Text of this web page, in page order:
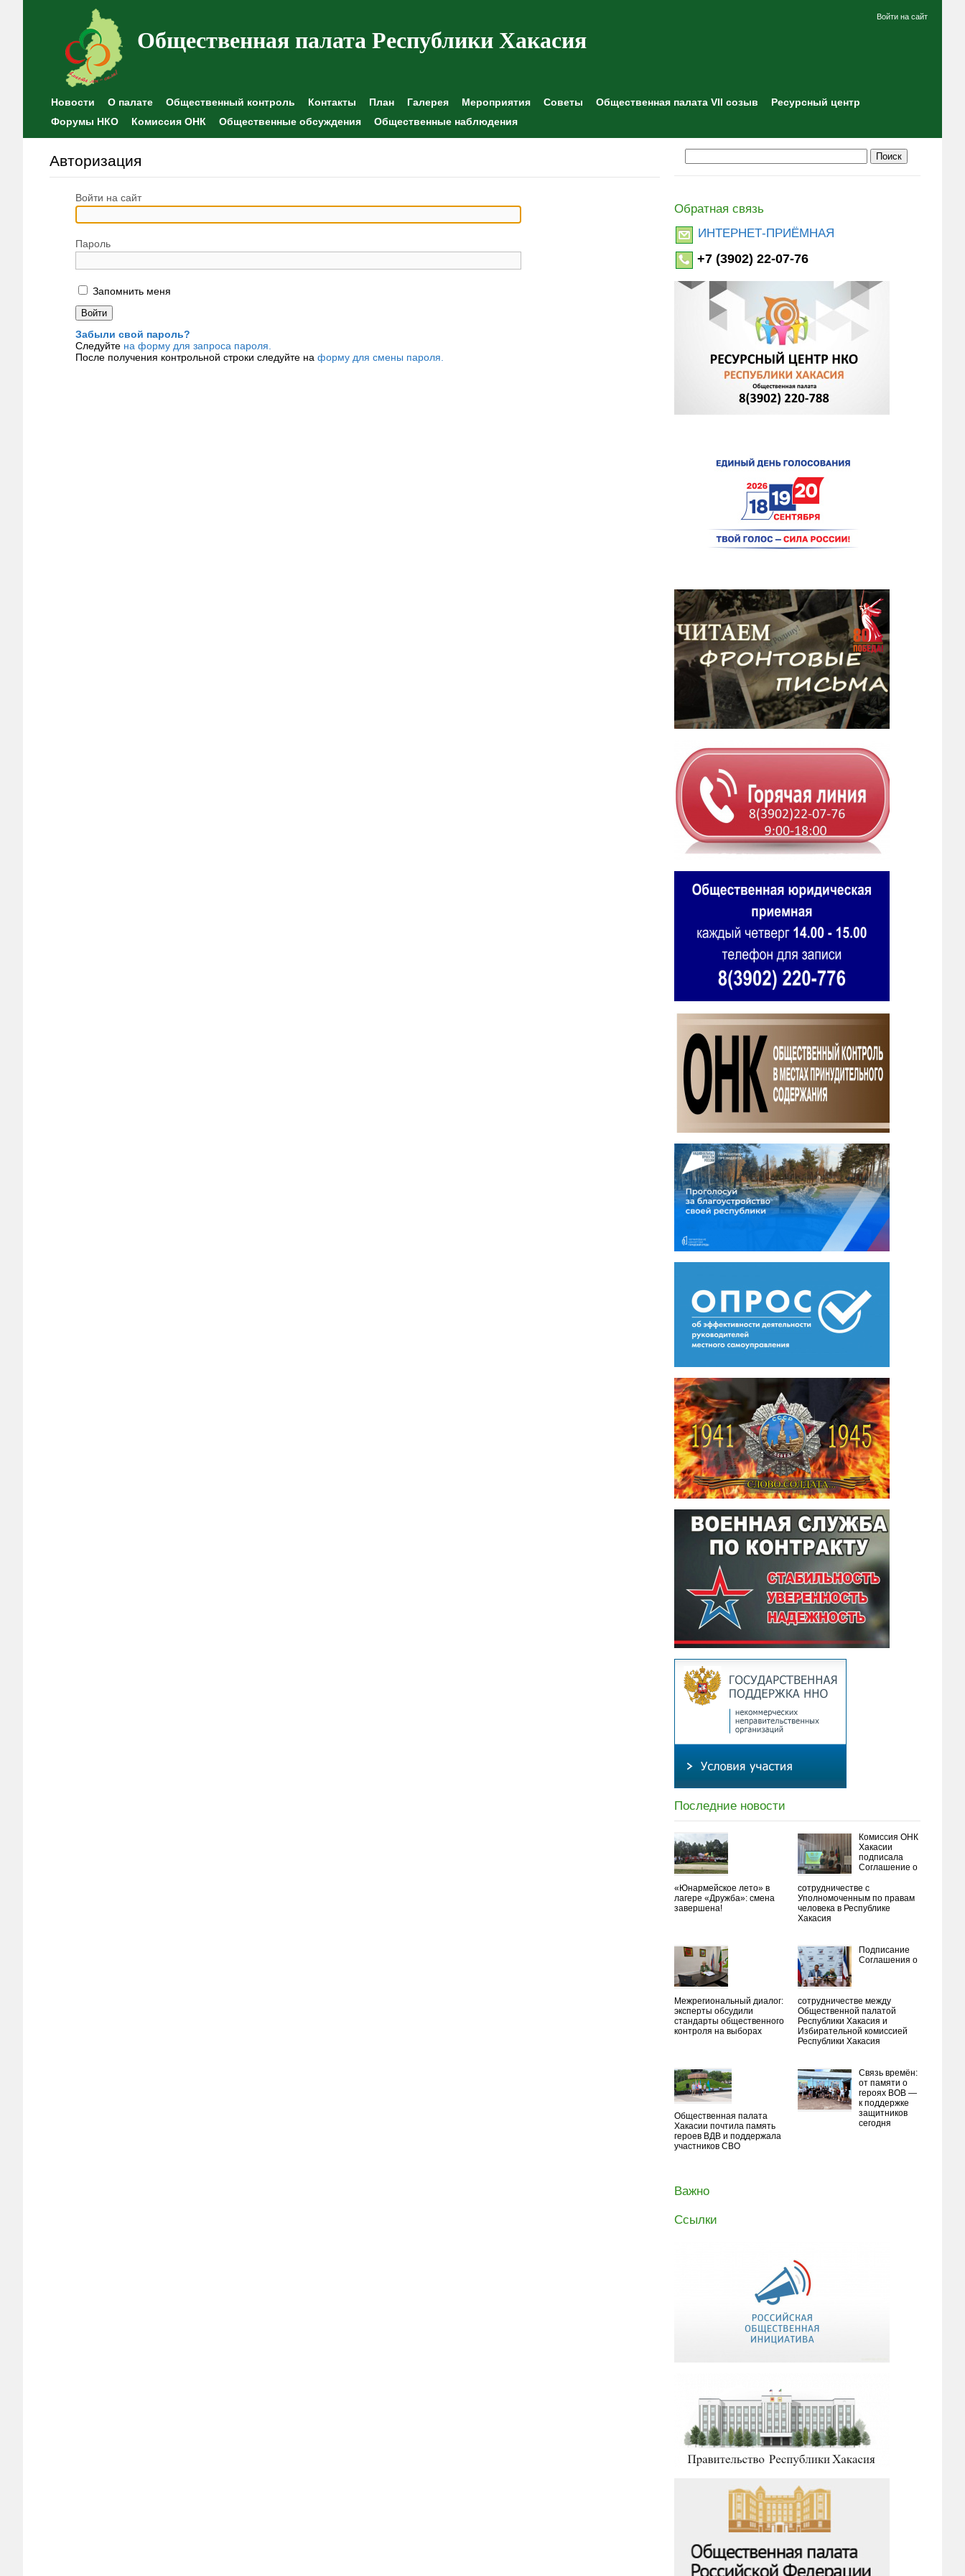
Общественная палата Республики Хакасия
Войти на сайт
Новости О палате Общественный контроль Контакты План Галерея Мероприятия Советы Общественная палата VII созыв
Ресурсный центр
Форумы НКО
Комиссия ОНК Общественные обсуждения Общественные наблюдения
Авторизация
Войти на сайт
Пароль
Запомнить меня
Забыли свой пароль?
Следуйте на форму для запроса пароля.
После получения контрольной строки следуйте на форму для смены пароля.
Обратная связь
ИНТЕРНЕТ-ПРИЁМНАЯ
+7 (3902) 22-07-76
Последние новости
«Юнармейское лето» в
лагере «Дружба»: смена
завершена!
Комиссия ОНК
Хакасии
подписала
Соглашение о
сотрудничестве с
Уполномоченным по правам
человека в Республике
Хакасия
Межрегиональный диалог:
эксперты обсудили
стандарты общественного
контроля на выборах
Подписание
Соглашения о
сотрудничестве между
Общественной палатой
Республики Хакасия и
Избирательной комиссией
Республики Хакасия
Общественная палата
Хакасии почтила память
героев ВДВ и поддержала
участников СВО
Связь времён:
от памяти о
героях ВОВ —
к поддержке
защитников
сегодня
Важно
Ссылки